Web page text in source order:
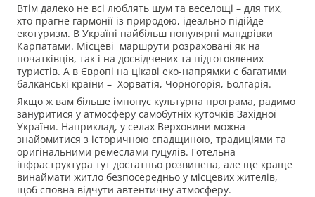
Втім далеко не всі люблять шум та веселощі – для тих,
хто прагне гармонії із природою, ідеально підійде
екотуризм. В Україні найбільш популярні мандрівки
Карпатами. Місцеві маршрути розраховані як на
початківців, так і на досвідчених та підготовлених
туристів. А в Європі на цікаві еко-напрямки є багатими
балканські країни – Хорватія, Чорногорія, Болгарія.
Якщо ж вам більше імпонує культурна програма, радимо
зануритися у атмосферу самобутніх куточків Західної
України. Наприклад, у селах Верховини можна
знайомитися з історичною спадщиною, традиціями та
оригінальними ремеслами гуцулів. Готельна
інфраструктура тут достатньо розвинена, але ще краще
винаймати житло безпосередньо у місцевих жителів,
щоб сповна відчути автентичну атмосферу.